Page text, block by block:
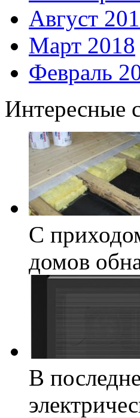
Август
Март 2018
Февраль
Интересные
С
домов
В